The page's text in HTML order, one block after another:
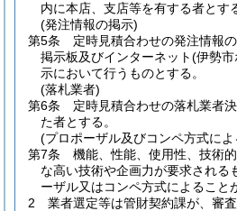
内に本店、支店等を有する者とす
(発注情報の掲示)
第5条
定時見積合わせの発注情報
掲示板及びインターネット(伊勢市
示において行うものとする。
(落札業者)
第6条
定時見積合わせの落札業者
た者とする。
(プロポーザル及びコンペ方式に
第7条
機能、性能、使用性、技術
な高い技術や企画力が要求される
ーザル又はコンペ方式によること
2
業者選定等は管財契約課が、審